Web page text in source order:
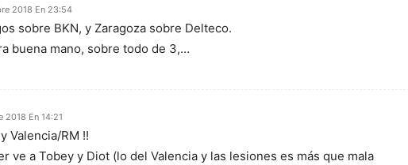
2018 En 23:54
sobre BKN, y Zaragoza sobre Delteco.
buena mano, sobre todo de 3,…
2018 En 14:21
Valencia/RM !!
ve a Tobey y Diot (lo del Valencia y las lesiones es más que mala